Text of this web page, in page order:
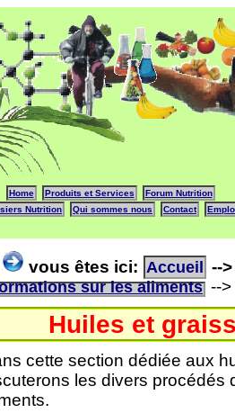
Home Produits et Services
Forum Nutrition
Nutrition
Qui sommes nous Contact
vous êtes ici: Accueil --
sur les aliments -->
Huiles et
cette section dédiée aux
les divers procédés